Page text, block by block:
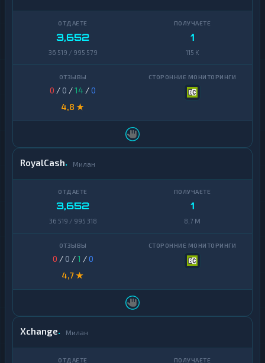
3,652
36 519 / 995 579
1
115 K
0 / 0 /14 /0
4,8 ★
RoyalCash Милан
3,652
36 519 / 995 318
1
8,7 M
0 / 0 /1 /0
4,7 ★
Xchange Милан